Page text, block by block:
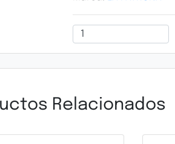
Relacionados